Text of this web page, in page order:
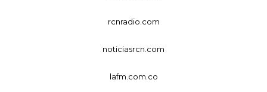
rcnradio.com
noticiasrcn.com
lafm.com.co